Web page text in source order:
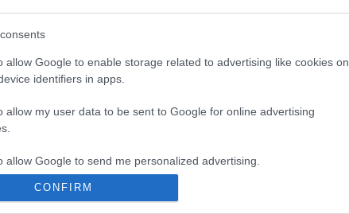
allow Google to enable storage related to advertising like cookies on
identifiers in apps.
allow my user data to be sent to Google for online advertising
allow Google to send me personalized advertising.
allow Google to enable storage related to analytics like cookies on
CONFIRM
meglepetését okozta aHétköznapi vámpíroka
egyedül, hogy a nagy sikerre való tekintettel a
rész, ami leginkább a vérfarkasokra fog
írói, rendezői és főszereplői) tavaly a Sundance-
formailag egy ál-dokumentumfilm akar lenni.
4, különböző korból származó vámpír lakik valahol
a városban lakó vérfarkasok, akiknek vezére,
Az ezzel kapcsolatos munkálatok még korai